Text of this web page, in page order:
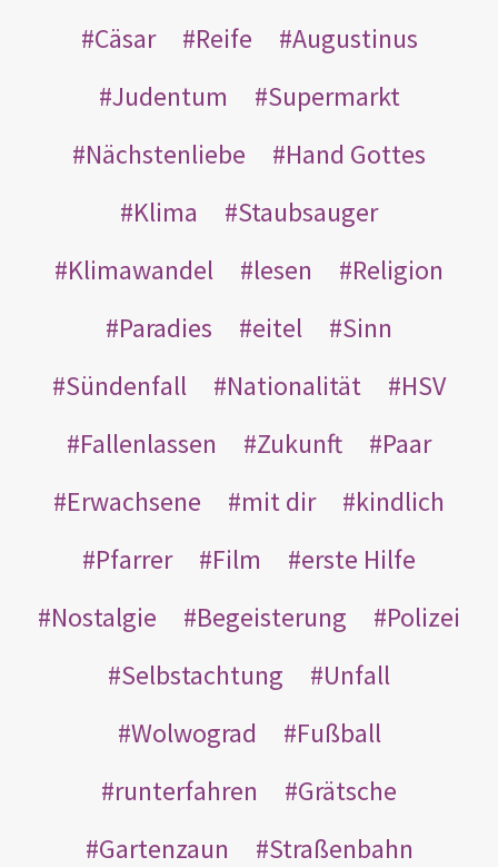
Cäsar
Reife
Augustinus
Judentum
Supermarkt
Nächstenliebe
Hand Gottes
Klima
Staubsauger
Klimawandel
lesen
Religion
Paradies
eitel
Sinn
Sündenfall
Nationalität
HSV
Fallenlassen
Zukunft
Paar
Erwachsene
mit dir
kindlich
Pfarrer
Film
erste Hilfe
Nostalgie
Begeisterung
Polizei
Selbstachtung
Unfall
Wolwograd
Fußball
runterfahren
Grätsche
Gartenzaun
Straßenbahn